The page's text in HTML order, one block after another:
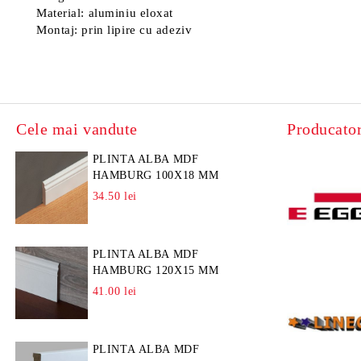
Material: aluminiu eloxat
Montaj: prin lipire cu adeziv
Cele mai vandute
PLINTA ALBA MDF
HAMBURG 100X18 MM
34.50 lei
PLINTA ALBA MDF
HAMBURG 120X15 MM
41.00 lei
PLINTA ALBA MDF